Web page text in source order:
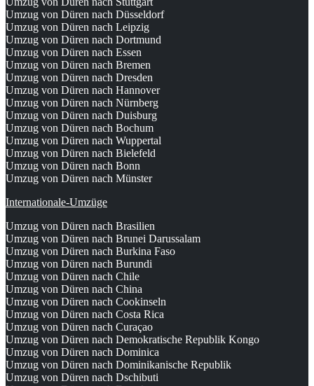
Umzug von Düren nach Düsseldorf
Umzug von Düren nach Leipzig
Umzug von Düren nach Dortmund
Umzug von Düren nach Essen
Umzug von Düren nach Bremen
Umzug von Düren nach Dresden
Umzug von Düren nach Hannover
Umzug von Düren nach Nürnberg
Umzug von Düren nach Duisburg
Umzug von Düren nach Bochum
Umzug von Düren nach Wuppertal
Umzug von Düren nach Bielefeld
Umzug von Düren nach Bonn
Umzug von Düren nach Münster
Internationale-Umzüge
Umzug von Düren nach Brasilien
Umzug von Düren nach Brunei Darussalam
Umzug von Düren nach Burkina Faso
Umzug von Düren nach Burundi
Umzug von Düren nach Chile
Umzug von Düren nach China
Umzug von Düren nach Cookinseln
Umzug von Düren nach Costa Rica
Umzug von Düren nach Curaçao
Umzug von Düren nach Demokratische Republik Kongo
Umzug von Düren nach Dominica
Umzug von Düren nach Dominikanische Republik
Umzug von Düren nach Dschibuti